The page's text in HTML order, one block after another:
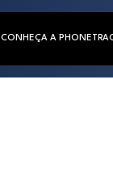
CONHEÇA A